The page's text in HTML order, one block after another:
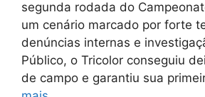
segunda rodada do
um cenário marcado por forte
denúncias internas e
Público, o Tricolor conseguiu
de campo e garantiu sua